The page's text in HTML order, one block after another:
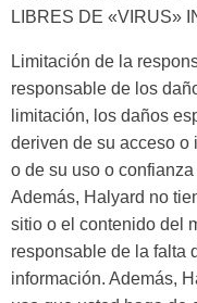
LIBRES DE «VIRUS»
Limitación de la
responsable de los
limitación, los daños
deriven de su acceso
o de su uso o
Además, Halyard no
sitio o el contenido del
responsable de la falta
información. Además,